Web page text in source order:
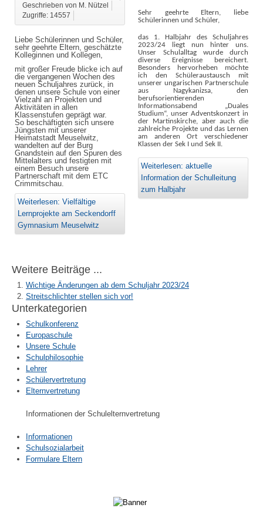
Geschrieben von M. Nützel
Zugriffe: 14557
Liebe Schülerinnen und Schüler,
sehr geehrte Eltern, geschätzte
Kolleginnen und Kollegen,
mit großer Freude blicke ich auf
die vergangenen Wochen des
neuen Schuljahres zurück, in
denen unsere Schule von einer
Vielzahl an Projekten und
Aktivitäten in allen
Klassenstufen geprägt war.
So beschäftigten sich unsere
Jüngsten mit unserer
Heimatstadt Meuselwitz,
wandelten auf der Burg
Gnandstein auf den Spuren des
Mittelalters und festigten mit
einem Besuch unsere
Partnerschaft mit dem ETC
Crimmitschau.
Weiterlesen: Vielfältige
Lernprojekte am Seckendorff
Gymnasium Meuselwitz
Sehr geehrte Eltern, liebe
Schülerinnen und Schüler,
das 1. Halbjahr des Schuljahres
2023/24 liegt nun hinter uns.
Unser Schulalltag wurde durch
diverse Ereignisse bereichert.
Besonders hervorheben möchte
ich den Schüleraustausch mit
unserer ungarischen Partnerschule
aus Nagykanizsa, den
berufsorientierenden
Informationsabend „Duales
Studium“, unser Adventskonzert in
der Martinskirche, aber auch die
zahlreiche Projekte und das Lernen
am anderen Ort verschiedener
Klassen der Sek I und Sek II.
Weiterlesen: aktuelle
Information der Schulleitung
zum Halbjahr
Weitere Beiträge ...
Wichtige Änderungen ab dem Schuljahr 2023/24
Streitschlichter stellen sich vor!
Unterkategorien
Schulkonferenz
Europaschule
Unsere Schule
Schulphilosophie
Lehrer
Schülervertretung
Elternvertretung
Informationen der Schulelternvertretung
Informationen
Schulsozialarbeit
Formulare Eltern